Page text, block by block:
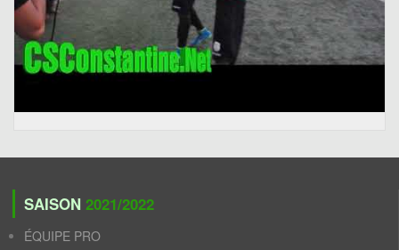
SAISON 2021/2022
ÉQUIPE PRO